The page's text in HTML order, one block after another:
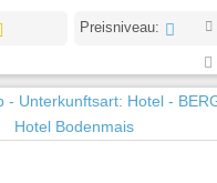
Preisniveau: